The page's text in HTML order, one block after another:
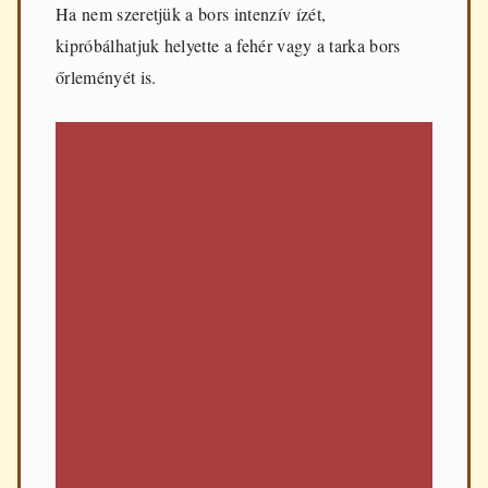
Ha nem szeretjük a bors intenzív ízét,
kipróbálhatjuk helyette a fehér vagy a tarka bors
őrleményét is.